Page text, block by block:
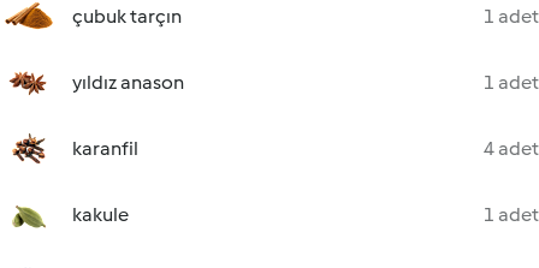
çubuk tarçın 1 adet
yıldız anason 1 adet
karanfil 4 adet
kakule 1 adet